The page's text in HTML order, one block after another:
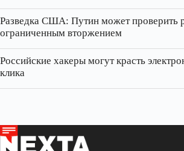
Разведка США: Путин может
ограниченным вторжением
Российские хакеры могут красть
клика